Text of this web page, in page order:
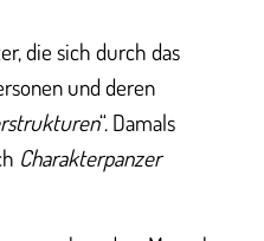
die sich durch das
und deren
“. Damals
Charakterpanzer